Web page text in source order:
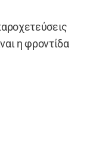
η φροντίδα